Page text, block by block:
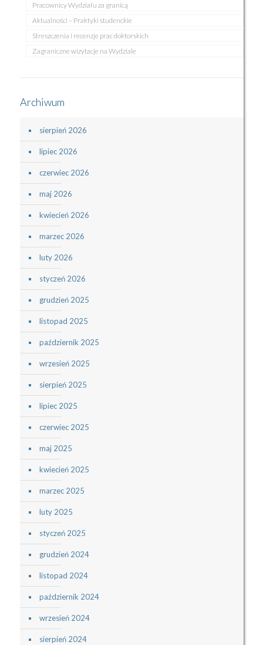
Pracownicy Wydziału za granicą
Aktualności – Praktyki studenckie
Streszczenia i recenzje prac doktorskich
Zagraniczne wizytacje na Wydziale
Archiwum
sierpień 2026
lipiec 2026
czerwiec 2026
maj 2026
kwiecień 2026
marzec 2026
luty 2026
styczeń 2026
grudzień 2025
listopad 2025
październik 2025
wrzesień 2025
sierpień 2025
lipiec 2025
czerwiec 2025
maj 2025
kwiecień 2025
marzec 2025
luty 2025
styczeń 2025
grudzień 2024
listopad 2024
październik 2024
wrzesień 2024
sierpień 2024